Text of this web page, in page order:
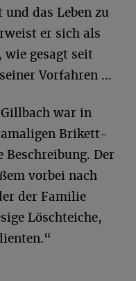
das Leben zu
er sich als
wie gesagt seit
Vorfahren ...
war in
Brikett-
Beschreibung. Der
vorbei nach
der Familie
Löschteiche,